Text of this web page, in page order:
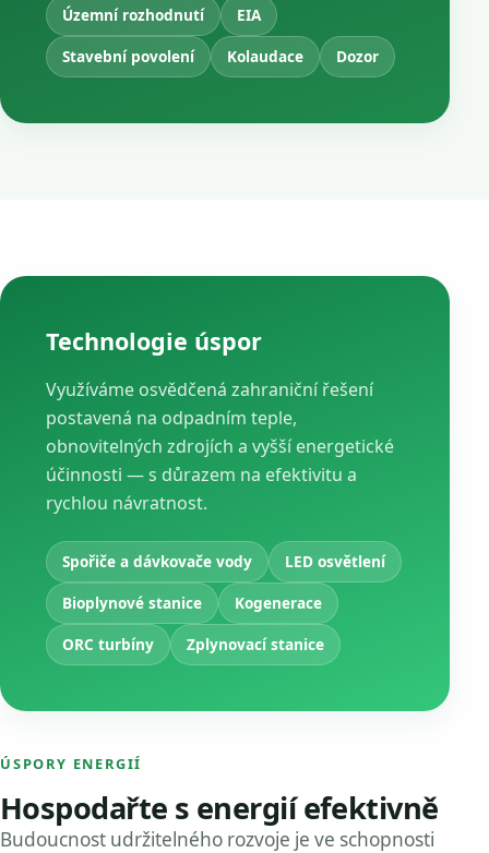
Územní rozhodnutí
EIA
Stavební povolení
Kolaudace Dozor
Technologie úspor
Využíváme osvědčená zahraniční řešení
postavená na odpadním teple,
obnovitelných zdrojích a vyšší energetické
účinnosti — s důrazem na efektivitu a
rychlou návratnost.
Spořiče a dávkovače vody
LED osvětlení
Bioplynové stanice
Kogenerace
ORC turbíny
Zplynovací stanice
ÚSPORY ENERGIÍ
Hospodařte s energií efektivně
Budoucnost udržitelného rozvoje je ve schopnosti